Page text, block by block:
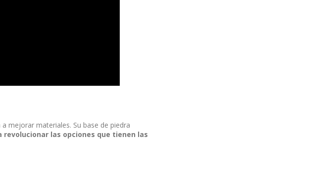
mejorar materiales. Su base de piedra
revolucionar las opciones que tienen las